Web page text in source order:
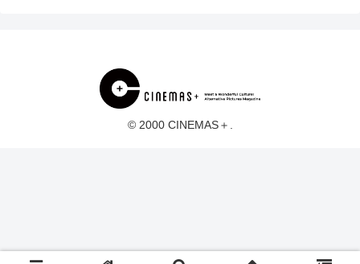
© 2000 CINEMAS＋.